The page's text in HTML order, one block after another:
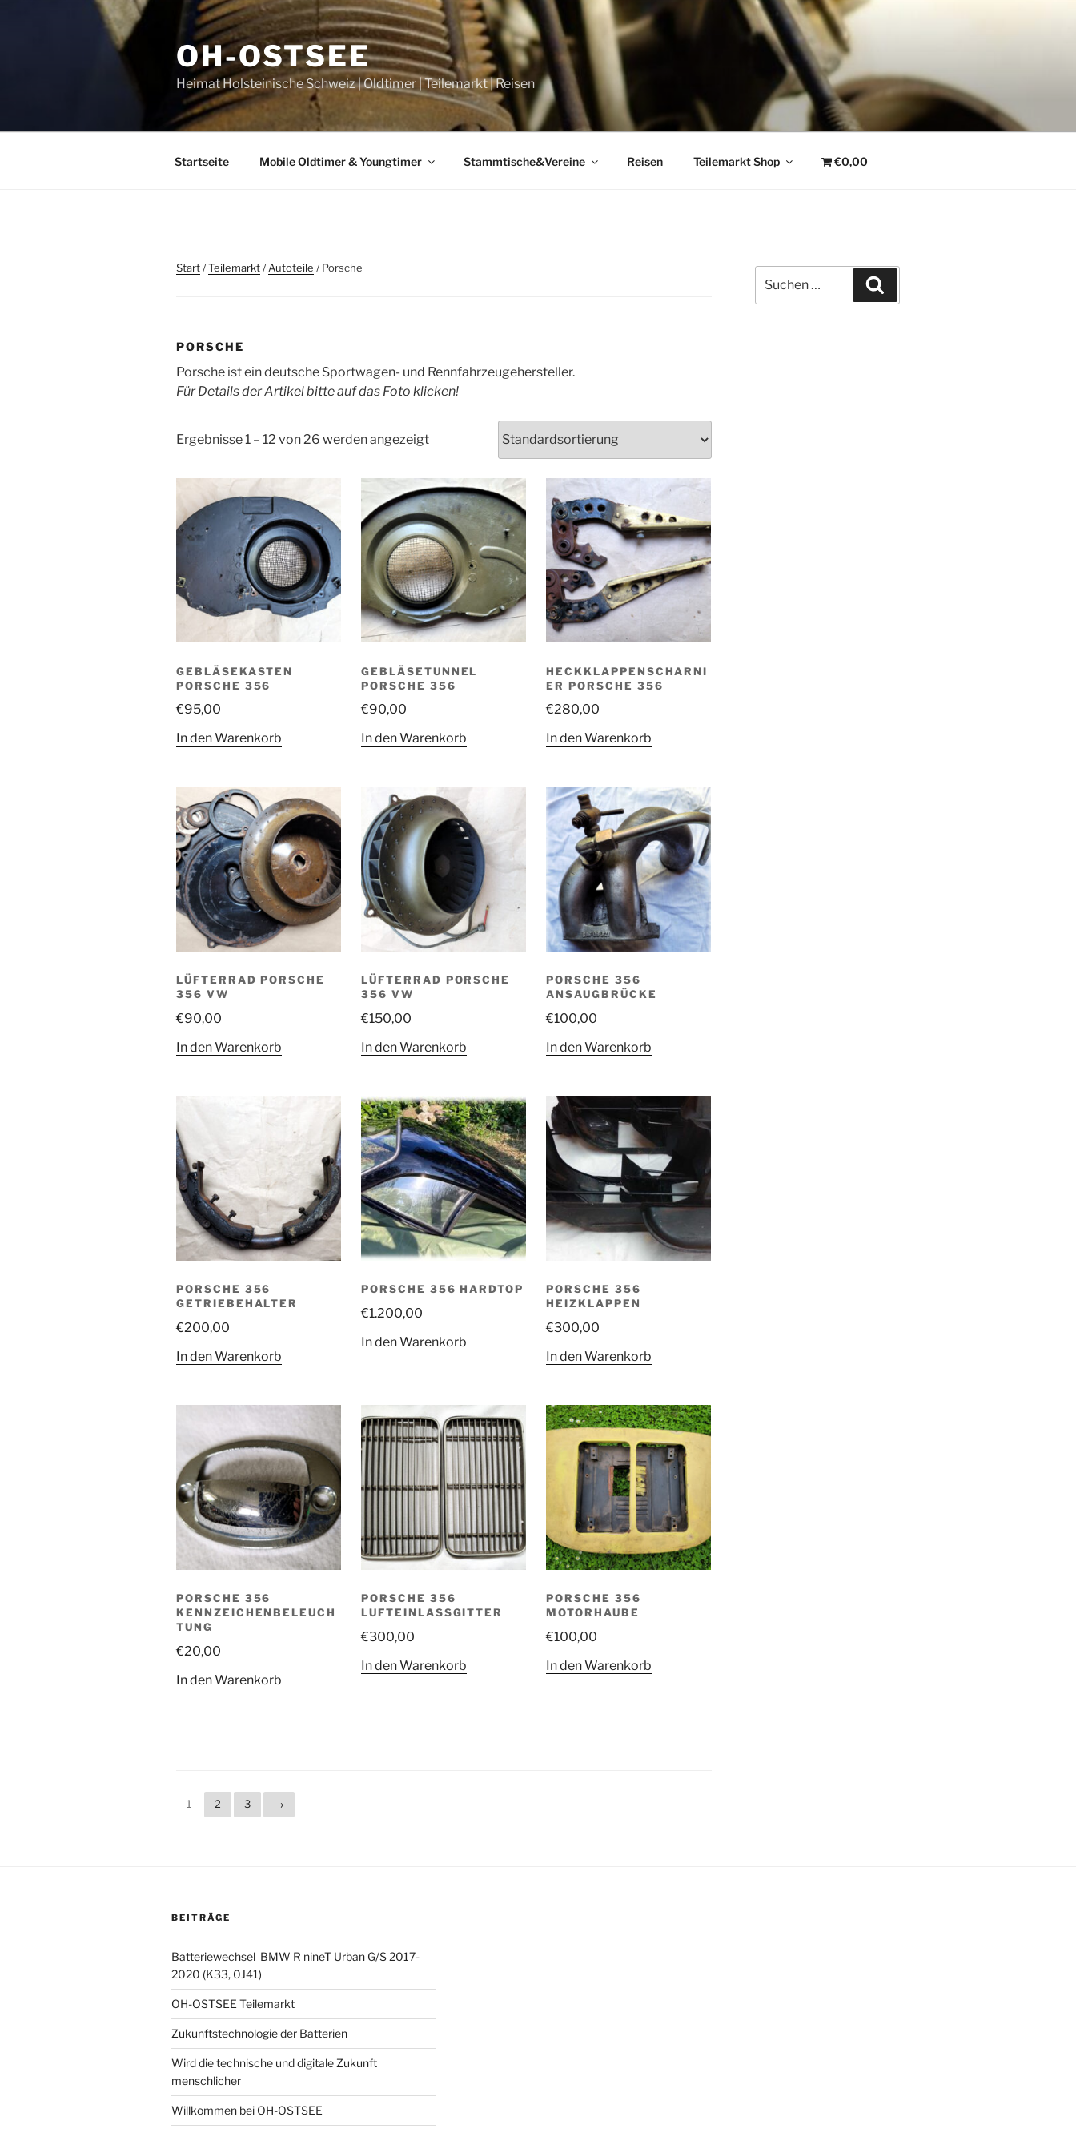
OH-OSTSEE
Heimat Holsteinische Schweiz | Oldtimer | Teilemarkt | Reisen
Startseite Mobile Oldtimer & Youngtimer Stammtische&Vereine Reisen Teilemarkt Shop €0,00
Start/Teilemarkt/Autoteile / Porsche
PORSCHE
Porsche ist ein deutsche Sportwagen- und Rennfahrzeugehersteller.
Für Details der Artikel bitte auf das Foto klicken!
Ergebnisse 1 – 12 von 26 werden angezeigt
GEBLÄSEKASTEN
PORSCHE 356
€95,00
In den Warenkorb
GEBLÄSETUNNEL
PORSCHE 356
€90,00
In den Warenkorb
HECKKLAPPENSCHARNI
ER PORSCHE 356
€280,00
In den Warenkorb
LÜFTERRAD PORSCHE
356 VW
€90,00
In den Warenkorb
LÜFTERRAD PORSCHE
356 VW
€150,00
In den Warenkorb
PORSCHE 356
ANSAUGBRÜCKE
€100,00
In den Warenkorb
PORSCHE 356
GETRIEBEHALTER
€200,00
In den Warenkorb
PORSCHE 356 HARDTOP
€1.200,00
In den Warenkorb
PORSCHE 356
HEIZKLAPPEN
€300,00
In den Warenkorb
PORSCHE 356
KENNZEICHENBELEUCH
TUNG
€20,00
In den Warenkorb
PORSCHE 356
LUFTEINLASSGITTER
€300,00
In den Warenkorb
PORSCHE 356
MOTORHAUBE
€100,00
In den Warenkorb
1 2 3 →
nach:
BEITRÄGE
Batteriewechsel BMW R nineT Urban G/S 2017-
2020 (K33, 0J41)
OH-OSTSEE Teilemarkt
Zukunftstechnologie der Batterien
Wird die technische und digitale Zukunft
menschlicher
Willkommen bei OH-OSTSEE